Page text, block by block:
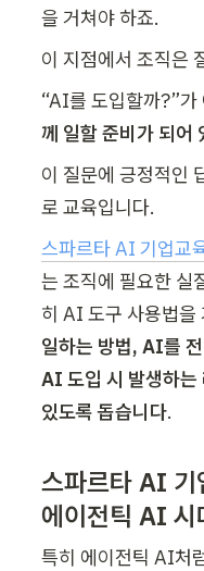
을 거쳐야 하죠.
이 지점에서 조직은
“AI를 도입할까?”가
께 일할 준비가 되어
이 질문에 긍정적인
로 교육입니다.
스파르타 AI 기업교
는 조직에 필요한 실
히 AI 도구 사용법을
일하는 방법, AI를
AI 도입 시 발생하는
있도록 돕습니다.
스파르타 AI 기
에이전틱 AI 시
특히 에이전틱 AI처